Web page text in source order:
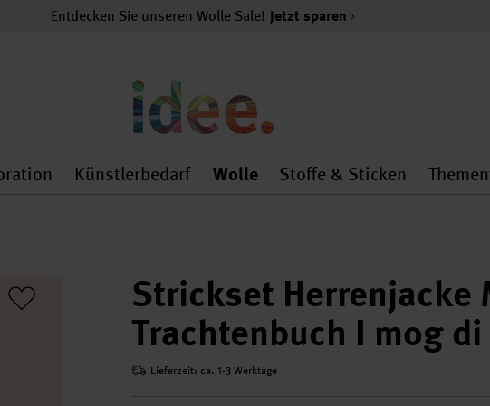
Entdecken Sie unseren Wolle Sale! Jetzt sparen
general.openMenu
Dekoration general.openMenu
Künstlerbedarf
Künstlerbedarf general.openMenu
Wolle
Wolle general.openMenu
Stoffe & Sticken
Stoffe
Strickset Herrenjacke
Trachtenbuch I mog di
Lieferzeit: ca. 1-3 Werktage